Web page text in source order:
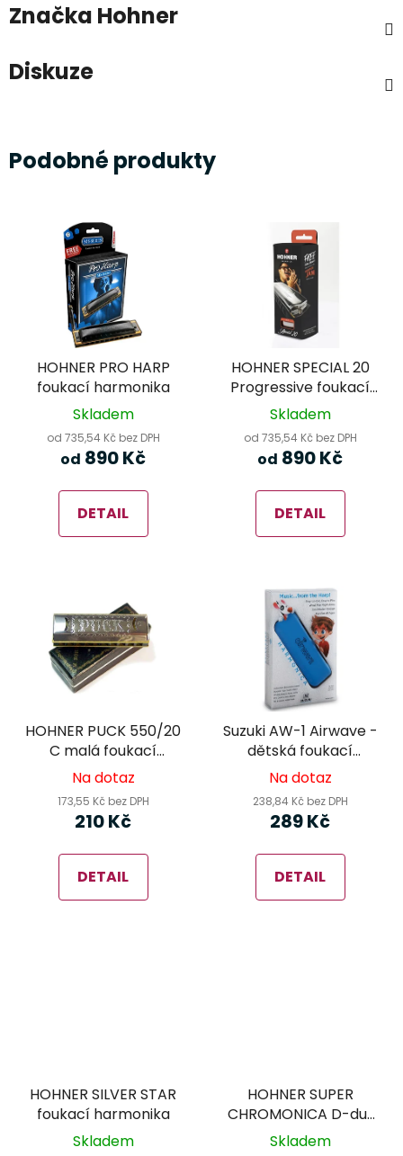
Značka Hohner
Diskuze
Podobné produkty
HOHNER PRO HARP
foukací harmonika
Skladem
od 735,54 Kč bez DPH
od 890 Kč
DETAIL
HOHNER SPECIAL 20
Progressive foukací
harmonika
Skladem
od 735,54 Kč bez DPH
od 890 Kč
DETAIL
HOHNER PUCK 550/20
C malá foukací
harmonika
Na dotaz
173,55 Kč bez DPH
210 Kč
DETAIL
Suzuki AW-1 Airwave -
dětská foukací
harmonika modrá
Na dotaz
238,84 Kč bez DPH
289 Kč
DETAIL
HOHNER SILVER STAR
foukací harmonika
Skladem
HOHNER SUPER
CHROMONICA D-dur
270/48 foukací
Skladem